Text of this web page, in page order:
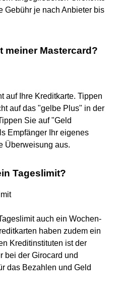
Gebühr je nach Anbieter bis
meiner Mastercard?
auf Ihre Kreditkarte. Tippen
auf das "gelbe Plus" in der
Sie auf "Geld
Empfänger Ihr eigenes
Überweisung aus.
Tageslimit?
auch ein Wochen-
haben zudem ein
Kreditinstituten ist der
bei der Girocard und
das Bezahlen und Geld